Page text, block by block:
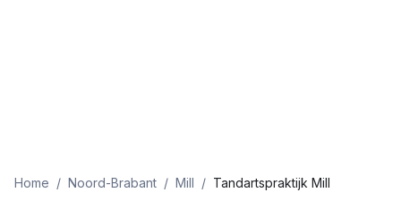
Home / Noord-Brabant / Mill / Tandartspraktijk Mill